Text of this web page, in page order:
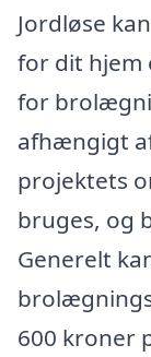
Jordløse
for dit hjem
for
afhængigt
projektets
bruges, og
Generelt
600 kroner